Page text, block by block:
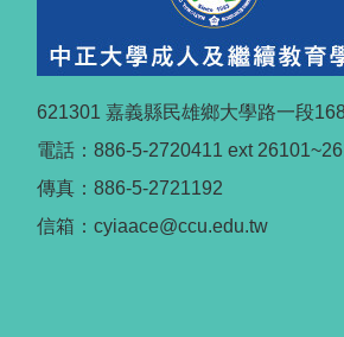
621301 嘉義縣民雄鄉大學路一段
電話：886-5-2720411 ext
傳真：886-5-2721192
信箱：cyiaace@ccu.edu.tw